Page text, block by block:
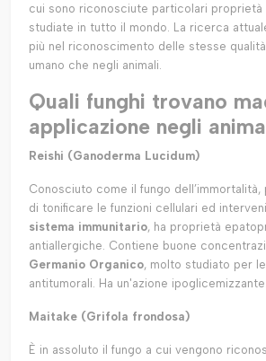
cui sono riconosciute particolari proprietà
studiate in tutto il mondo. La ricerca
più nel riconoscimento delle stesse qualità
umano che negli animali.
Quali funghi trovano
applicazione negli
Reishi (Ganoderma Lucidum)
Conosciuto come il fungo dell’immortalità,
di tonificare le funzioni cellulari ed
sistema immunitario, ha proprietà
antiallergiche. Contiene buone
Germanio Organico, molto studiato per
antitumorali. Ha un'azione ipoglicemizzante.
Maitake (Grifola frondosa)
È in assoluto il fungo a cui vengono